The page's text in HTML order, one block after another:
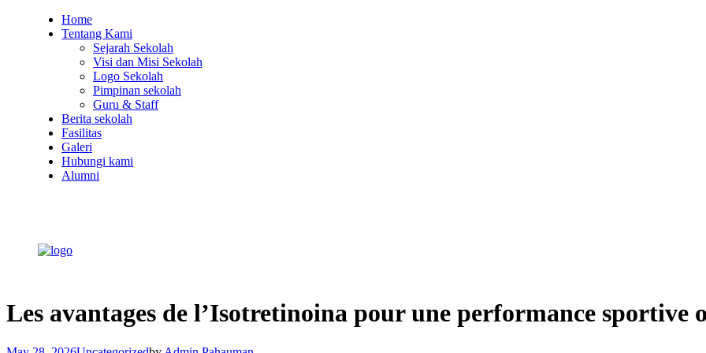
Home
Tentang Kami
Sejarah Sekolah
Visi dan Misi Sekolah
Logo Sekolah
Pimpinan sekolah
Guru & Staff
Berita sekolah
Fasilitas
Galeri
Hubungi kami
Alumni
Les avantages de l’Isotretinoina pour une performance sportive